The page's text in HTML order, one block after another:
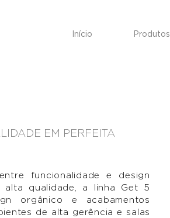
Início Produtos
funcionalidade e design
alta qualidade, a linha Get 5
orgânico e acabamentos
de alta gerência e salas
EM PERFEITA